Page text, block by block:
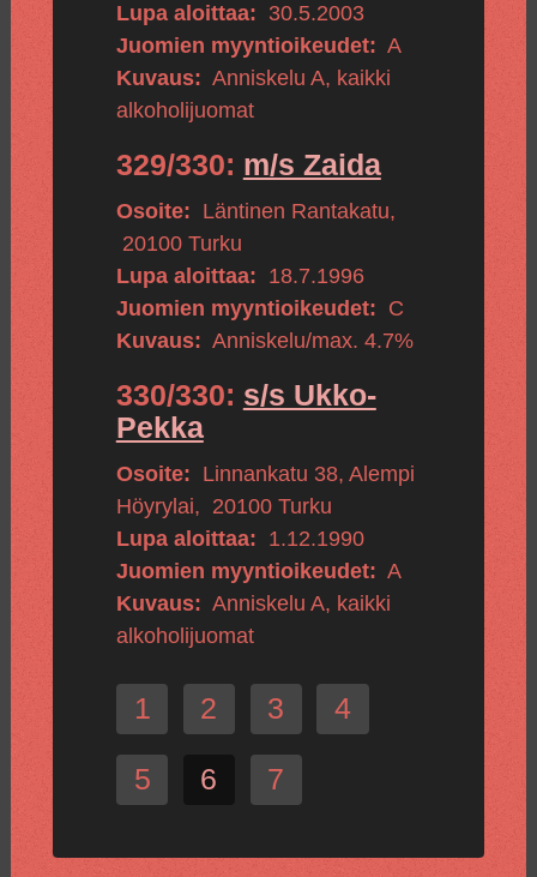
Lupa aloittaa: 30.5.2003
Juomien myyntioikeudet: A
Kuvaus: Anniskelu A, kaikki
alkoholijuomat
329/330: m/s Zaida
Osoite: Läntinen Rantakatu,
20100 Turku
Lupa aloittaa: 18.7.1996
Juomien myyntioikeudet: C
Kuvaus: Anniskelu/max. 4.7%
330/330: s/s Ukko-
Pekka
Osoite: Linnankatu 38, Alempi
Höyrylai, 20100 Turku
Lupa aloittaa: 1.12.1990
Juomien myyntioikeudet: A
Kuvaus: Anniskelu A, kaikki
alkoholijuomat
1 2 3 4
5 6 7